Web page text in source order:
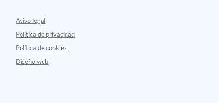
Aviso legal
Política de privacidad
Política de cookies
Diseño web